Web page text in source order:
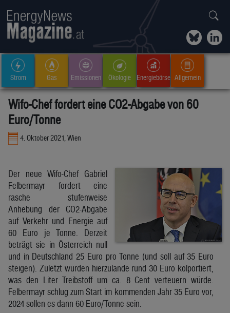
Strom Gas Emissionen Ökologie Energiebörse Allgemein
Wifo-Chef fordert eine CO2-Abgabe von 60
Euro/Tonne
4. Oktober 2021, Wien
Der neue Wifo-Chef Gabriel
Felbermayr fordert eine
rasche stufenweise
Anhebung der CO2-Abgabe
auf Verkehr und Energie auf
60 Euro je Tonne. Derzeit
beträgt sie in Österreich null
und in Deutschland 25 Euro pro Tonne (und soll auf 35 Euro
steigen). Zuletzt wurden hierzulande rund 30 Euro kolportiert,
was den Liter Treibstoff um ca. 8 Cent verteuern würde.
Felbermayr schlug zum Start im kommenden Jahr 35 Euro vor,
2024 sollen es dann 60 Euro/Tonne sein.